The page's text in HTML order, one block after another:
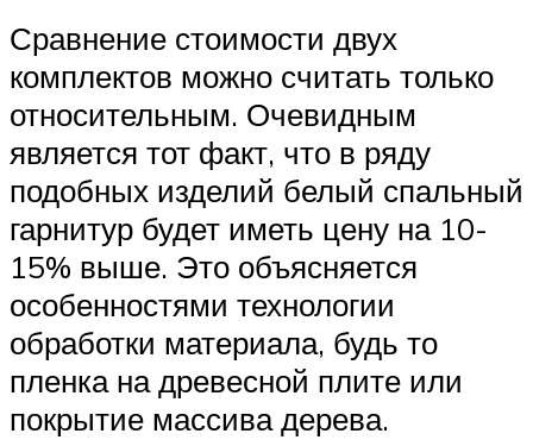
Сравнение стоимости двух
комплектов можно считать только
относительным. Очевидным
является тот факт, что в ряду
подобных изделий белый спальный
гарнитур будет иметь цену на 10-
15% выше. Это объясняется
особенностями технологии
обработки материала, будь то
пленка на древесной плите или
покрытие массива дерева.